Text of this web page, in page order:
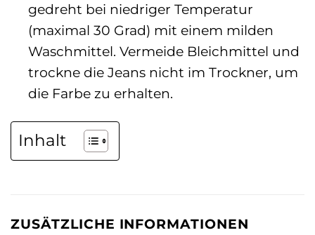
gedreht bei niedriger Temperatur
(maximal 30 Grad) mit einem milden
Waschmittel. Vermeide Bleichmittel und
trockne die Jeans nicht im Trockner, um
die Farbe zu erhalten.
Inhalt
ZUSÄTZLICHE INFORMATIONEN